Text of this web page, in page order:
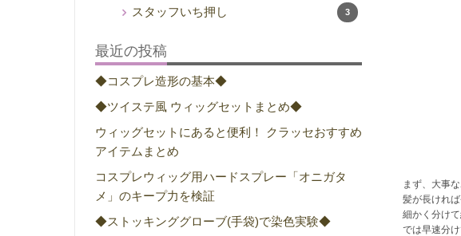
まず、大事
髪が長けれ
細かく分け
では早速分け
スタッフいち押し 3
最近の投稿
◆コスプレ造形の基本◆
◆ツイステ風 ウィッグセットまとめ◆
ウィッグセットにあると便利！ クラッセおすすめ
アイテムまとめ
コスプレウィッグ用ハードスプレー「オニガタ
メ」のキープ力を検証
◆ストッキンググローブ(手袋)で染色実験◆